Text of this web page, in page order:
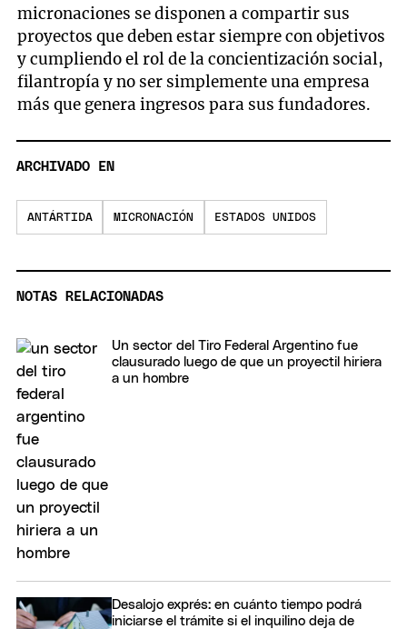
micronaciones se disponen a compartir sus
proyectos que deben estar siempre con objetivos
y cumpliendo el rol de la concientización social,
filantropía y no ser simplemente una empresa
más que genera ingresos para sus fundadores.
ARCHIVADO EN
ANTÁRTIDA MICRONACIÓN ESTADOS UNIDOS
NOTAS RELACIONADAS
Un sector del Tiro Federal Argentino fue
clausurado luego de que un proyectil hiriera
a un hombre
Desalojo exprés: en cuánto tiempo podrá
iniciarse el trámite si el inquilino deja de